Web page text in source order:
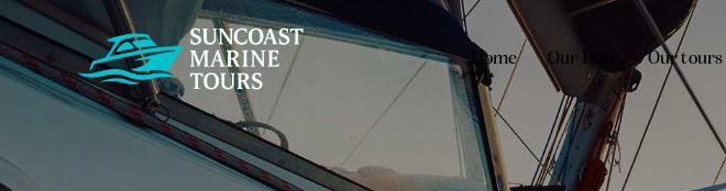
Home Our Boat Our tours